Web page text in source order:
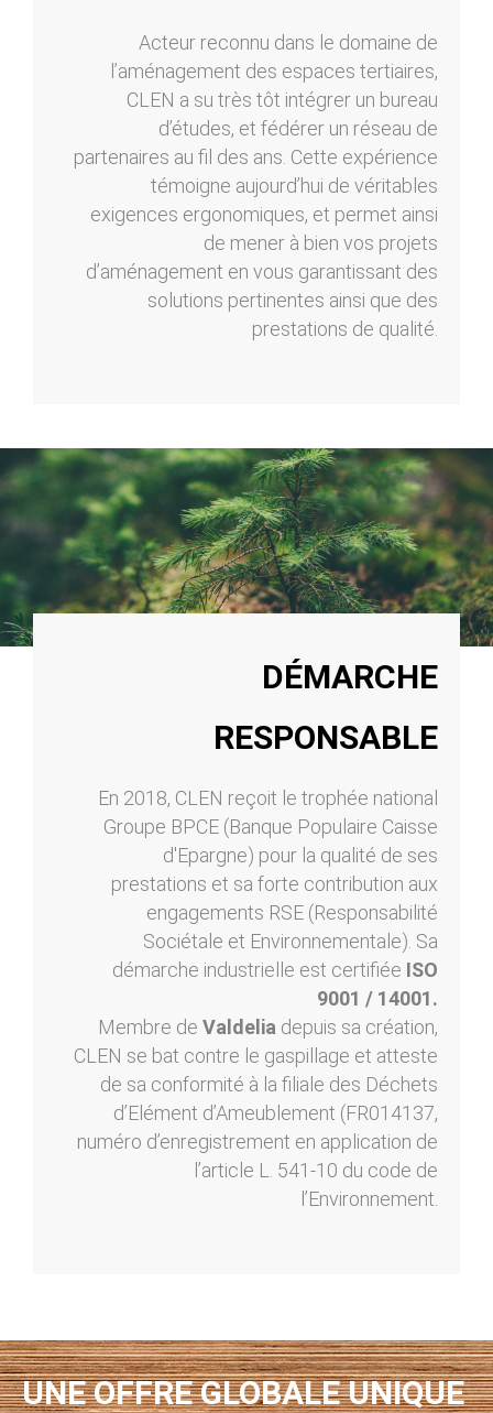
Acteur reconnu dans le domaine de
l’aménagement des espaces tertiaires,
CLEN a su très tôt intégrer un bureau
d’études, et fédérer un réseau de
partenaires au fil des ans. Cette expérience
témoigne aujourd’hui de véritables
exigences ergonomiques, et permet ainsi
de mener à bien vos projets
d’aménagement en vous garantissant des
solutions pertinentes ainsi que des
prestations de qualité.
DÉMARCHE
RESPONSABLE
En 2018, CLEN reçoit le trophée national
Groupe BPCE (Banque Populaire Caisse
d'Epargne) pour la qualité de ses
prestations et sa forte contribution aux
engagements RSE (Responsabilité
Sociétale et Environnementale). Sa
démarche industrielle est certifiée ISO
9001 / 14001.
Membre de Valdelia depuis sa création,
CLEN se bat contre le gaspillage et atteste
de sa conformité à la filiale des Déchets
d’Elément d’Ameublement (FR014137,
numéro d’enregistrement en application de
l’article L. 541-10 du code de
l’Environnement.
UNE OFFRE GLOBALE UNIQUE